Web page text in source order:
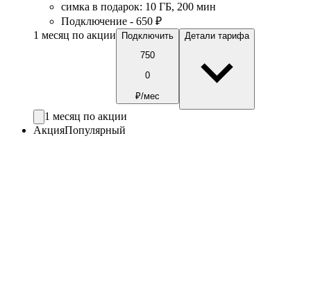
симка в подарок: 10 ГБ, 200 мин
Подключение - 650 ₽
1 месяц по акции
Подключить
750
0
₽/мес
Детали тарифа
1 месяц по акции
АкцияПопулярный